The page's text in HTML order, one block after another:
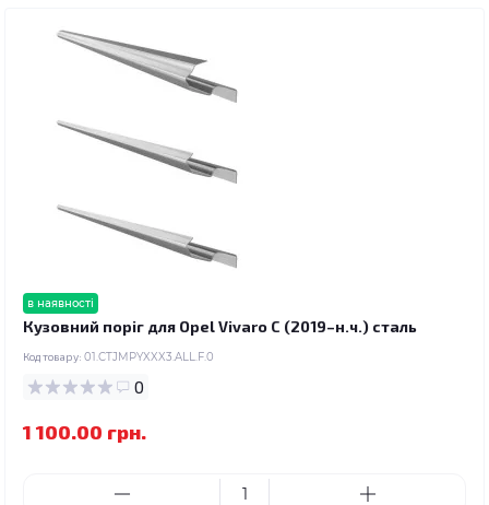
в наявності
Кузовний поріг для Opel Vivaro C (2019–н.ч.) сталь
Код товару: 01.CTJMPYXXX3.ALL.F.0
0
1 100.00 грн.